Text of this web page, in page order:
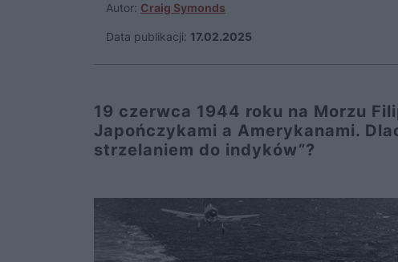
Autor: Craig Symonds
Data publikacji: 17.02.2025
19 czerwca 1944 roku na Morzu
Japończykami a Amerykanami.
strzelaniem do indyków”?